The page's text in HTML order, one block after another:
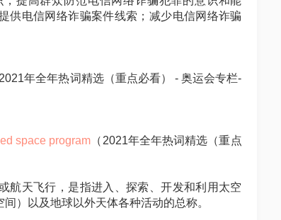
供电信网络诈骗案件线索；减少电信网络诈骗
年全年热词精选（重点必看） - 奥运会专栏-
space program （2021年全年热词精选（重点
航天飞行，是指进入、探索、开发和利用太空
）以及地球以外天体各种活动的总称。